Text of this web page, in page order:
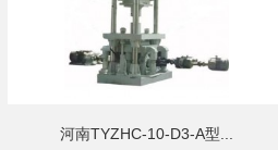
河南TYZHC-10-D3-A型...